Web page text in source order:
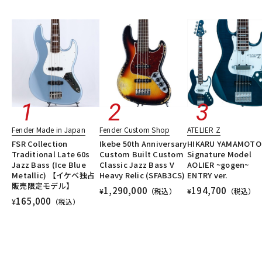
配信/ライブ機器 楽器アクセサリ
中古 ヴィンテージ
Fender Made in Japan
FSR Collection
Traditional Late 60s
Jazz Bass (Ice Blue
Metallic) 【イケベ独占
販売限定モデル】
¥165,000 （税込）
Fender Custom Shop
Ikebe 50th Anniversary
Custom Built Custom
Classic Jazz Bass V
Heavy Relic (SFAB3CS)
¥1,290,000 （税込）
ATELIER Z
HIKARU YAMAMOTO
Signature Model
AOLIER ~gogen~
ENTRY ver.
¥194,700 （税込）